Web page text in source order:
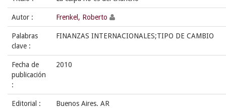
Autor : Frenkel, Roberto
Palabras
clave :
FINANZAS INTERNACIONALES;TIPO DE CAMBIO
Fecha de
publicación
:
2010
Editorial : Buenos Aires. AR